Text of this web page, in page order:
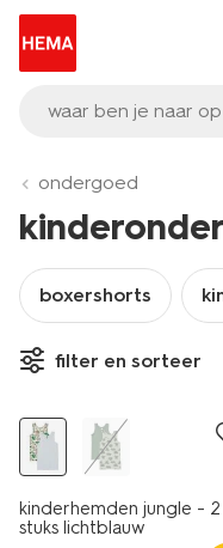
waar ben je naar
ondergoed
boxershorts
filter en sorteer
laag geprijsd
kinderhemden jungle - 2
stuks lichtblauw